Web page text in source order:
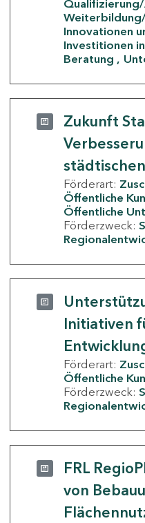
Innovationen
Investitionen
Beratung
Zukunft
Förderart:
Öffentliche
Öffentliche
Förderzweck:
Initiativen
Förderart:
Öffentliche
Förderzweck:
FRL
von